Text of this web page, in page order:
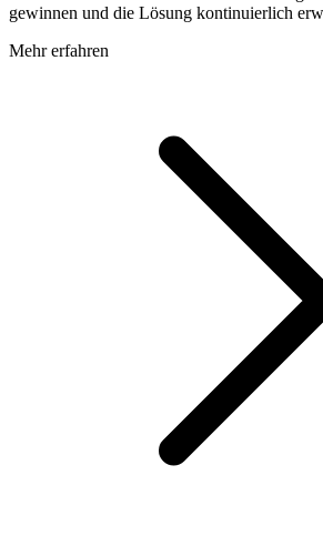
gewinnen und die Lösung kontinuierlich
Mehr erfahren